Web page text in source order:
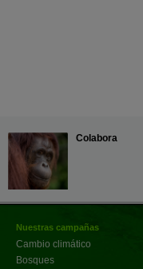
Colabora
Nuestras campañas
Cambio climático
Bosques